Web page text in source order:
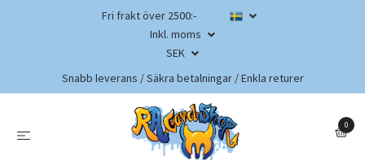
Fri frakt över 2500:-
Inkl. moms
SEK
Snabb leverans / Säkra betalningar / Enkla returer
0